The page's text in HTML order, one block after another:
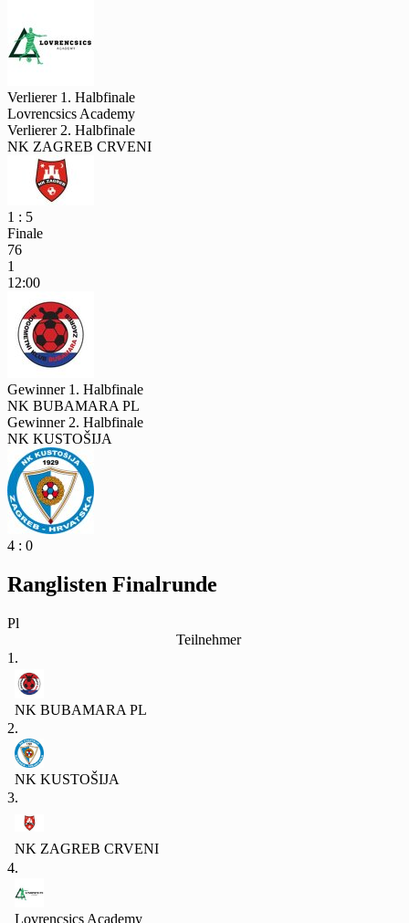
Verlierer 1. Halbfinale
Lovrencsics Academy
Verlierer 2. Halbfinale
NK ZAGREB CRVENI
1 : 5
Finale
76
1
12:00
Gewinner 1. Halbfinale
NK BUBAMARA PL
Gewinner 2. Halbfinale
NK KUSTOŠIJA
4 : 0
Ranglisten Finalrunde
Pl
Teilnehmer
1.
NK BUBAMARA PL
2.
NK KUSTOŠIJA
3.
NK ZAGREB CRVENI
4.
Lovrencsics Academy